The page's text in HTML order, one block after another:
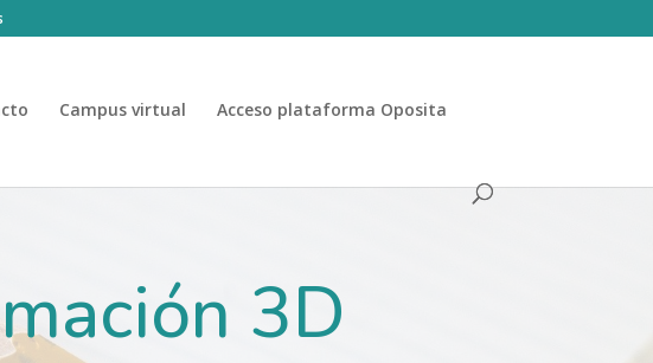
Campus virtual Acceso plataforma Oposita
3D